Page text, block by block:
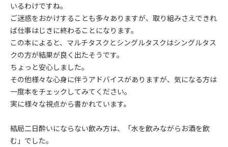
いるわけですね。
ご迷惑をおかけすることも多々ありますが、取り組みさえできれ
ば仕事はじきに終わることになります。
この本によると、マルチタスクとシングルタスクはシングルタス
クの方が結果が良く出たそうです。
ちょっと安心しました。
その他様々な心身に伴うアドバイスがありますが、気になる方は
一度本をチェックしてみてください。
実に様々な視点から書かれています。
結局二日酔いにならない飲み方は、「水を飲みながらお酒を飲
む」でした。